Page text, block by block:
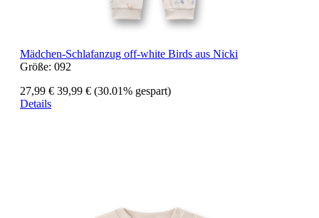
Mädchen-Schlafanzug off-white Birds aus Nicki
Größe: 092
27,99 € 39,99 € (30.01% gespart)
Details